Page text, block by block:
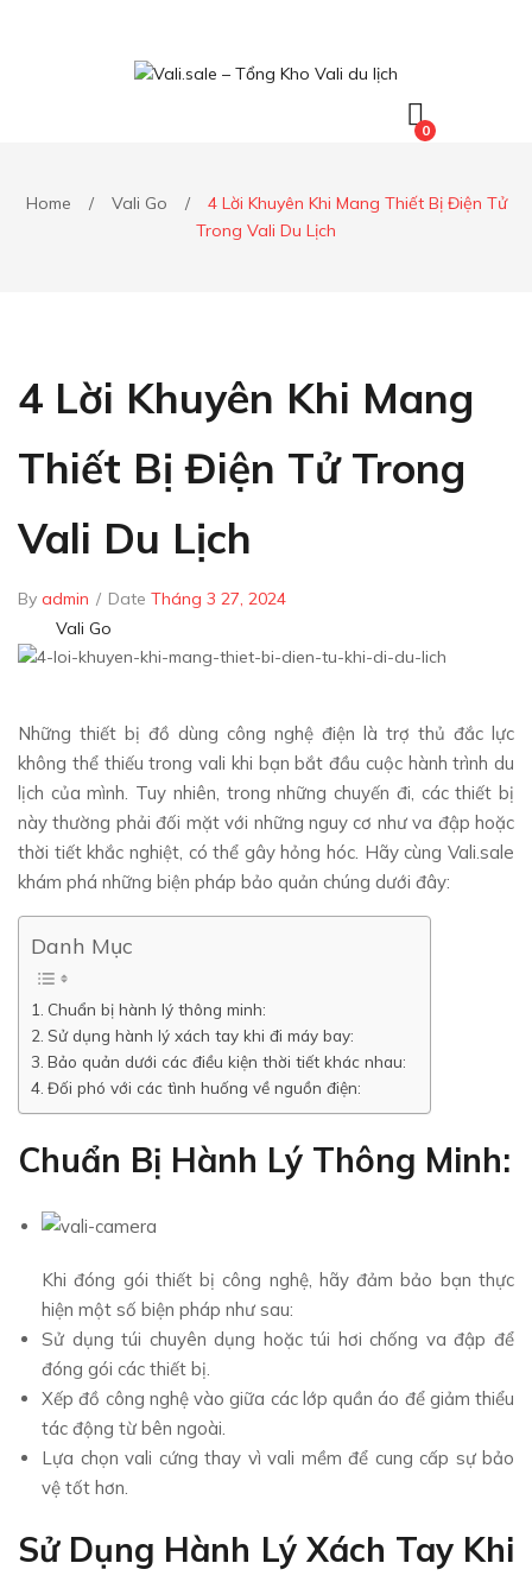
0
Home / Vali Go /
4 Lời Khuyên Khi Mang Thiết Bị Điện Tử
Trong Vali Du Lịch
4 Lời Khuyên Khi Mang
Thiết Bị Điện Tử Trong
Vali Du Lịch
By admin / Date Tháng 3 27, 2024
Vali Go
Những thiết bị đồ dùng công nghệ điện là trợ thủ đắc lực
không thể thiếu trong vali khi bạn bắt đầu cuộc hành trình du
lịch của mình. Tuy nhiên, trong những chuyến đi, các thiết bị
này thường phải đối mặt với những nguy cơ như va đập hoặc
thời tiết khắc nghiệt, có thể gây hỏng hóc. Hãy cùng Vali.sale
khám phá những biện pháp bảo quản chúng dưới đây:
Danh Mục
Chuẩn bị hành lý thông minh:
Sử dụng hành lý xách tay khi đi máy bay:
Bảo quản dưới các điều kiện thời tiết khác nhau:
Đối phó với các tình huống về nguồn điện:
Chuẩn Bị Hành Lý Thông Minh:
Khi đóng gói thiết bị công nghệ, hãy đảm bảo bạn thực
hiện một số biện pháp như sau:
Sử dụng túi chuyên dụng hoặc túi hơi chống va đập để
đóng gói các thiết bị.
Xếp đồ công nghệ vào giữa các lớp quần áo để giảm thiểu
tác động từ bên ngoài.
Lựa chọn vali cứng thay vì vali mềm để cung cấp sự bảo
vệ tốt hơn.
Sử Dụng Hành Lý Xách Tay Khi